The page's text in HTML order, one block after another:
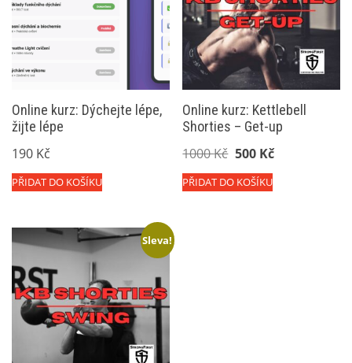
Online kurz: Dýchejte lépe,
žijte lépe
190 Kč
PŘIDAT DO KOŠÍKU
Online kurz: Kettlebell
Shorties – Get-up
1000Kč Původní
cena
byla:
500 KčAktuální
PŘIDAT DO KOŠÍKU
Sleva!